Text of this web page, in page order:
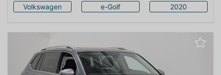
Volkswagen e-Golf 2020